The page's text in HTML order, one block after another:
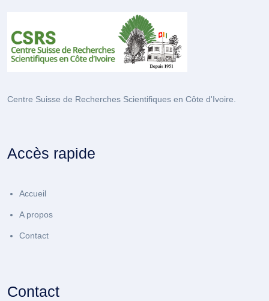
Centre Suisse de Recherches Scientifiques en Côte d'Ivoire.
Accès rapide
Accueil
A propos
Contact
Contact